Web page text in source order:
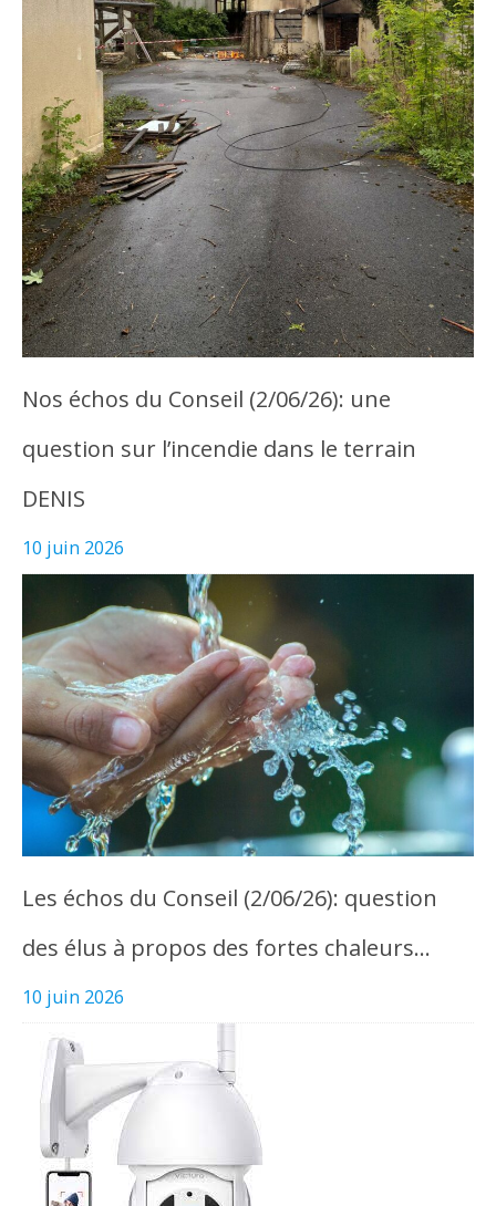
Nos échos du Conseil (2/06/26): une
question sur l’incendie dans le terrain
DENIS
10 juin 2026
Les échos du Conseil (2/06/26): question
des élus à propos des fortes chaleurs…
10 juin 2026